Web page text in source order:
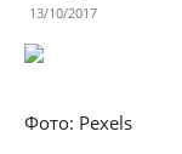
13/10/2017
Фото: Pexels